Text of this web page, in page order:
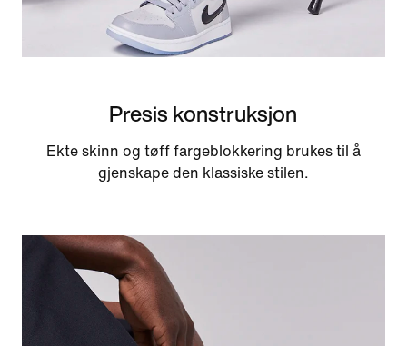
Presis konstruksjon
Ekte skinn og tøff fargeblokkering brukes til å
gjenskape den klassiske stilen.